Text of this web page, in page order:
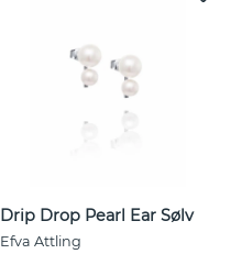
Drip Drop Pearl Ear Sølv
Efva Attling